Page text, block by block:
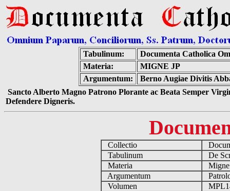
Tabulinum:
Documenta Catholica
Materia:
MIGNE JP
Argumentum:
Berno Augiae Divitis
Sancto Alberto Magno Patrono Plorante ac Beata Semper
Defendere Digneris.
Collectio
Tabulinum
De
Materia
Argumentum
Volumen